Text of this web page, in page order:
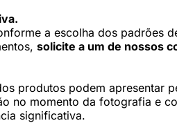
a escolha dos padrões
solicite a um de nossos
produtos podem
no momento da fotografia e
significativa.